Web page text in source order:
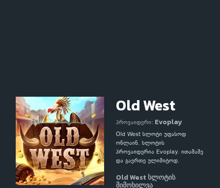
Old West
პროვაიდერი: Evoplay
Old West სლოტი უფასოდ
ონლაინ. სლოტის
პროვაიდერია Evoplay. ითამაშე
და გაერთე ულიმიტოდ.
Old West სლოტის
მიმოხილვა